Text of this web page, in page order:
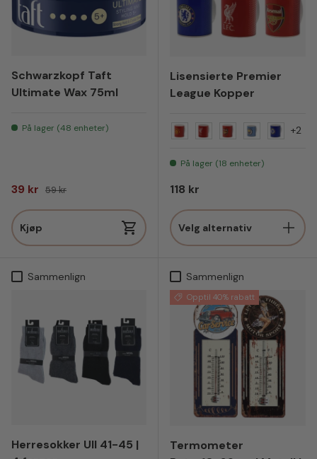
Schwarzkopf Taft
Ultimate Wax 75ml
På lager (48 enheter)
Salgspris
39 kr Vanlig pris
59 kr
Kjøp
Lisensierte Premier
League Kopper
+2
På lager (18 enheter)
Vanlig pris
118 kr
Velg alternativ
Sammenlign
Herresokker Ull 41-45 |
Sammenlign
Opptil 40% rabatt
Termometer